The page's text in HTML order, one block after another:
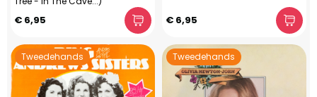
€ 6,95 € 6,95
Tweedehands Tweedehands